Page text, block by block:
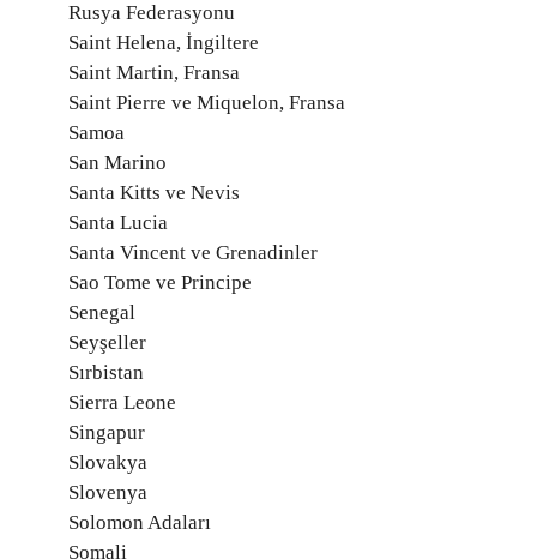
Rusya Federasyonu
Saint Helena, İngiltere
Saint Martin, Fransa
Saint Pierre ve Miquelon, Fransa
Samoa
San Marino
Santa Kitts ve Nevis
Santa Lucia
Santa Vincent ve Grenadinler
Sao Tome ve Principe
Senegal
Seyşeller
Sırbistan
Sierra Leone
Singapur
Slovakya
Slovenya
Solomon Adaları
Somali